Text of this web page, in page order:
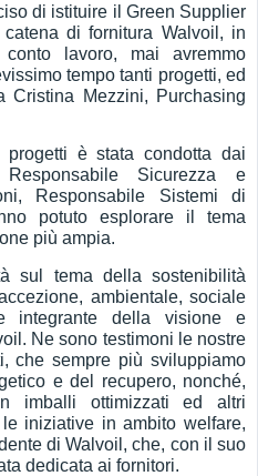
di istituire il Green Supplier
di fornitura Walvoil, in
lavoro, mai avremmo
tempo tanti progetti, ed
Cristina Mezzini, Purchasing
progetti è stata condotta dai
Sicurezza e
Responsabile Sistemi di
potuto esplorare il tema
più ampia.
sul tema della sostenibilità
ambientale, sociale
integrante della visione e
Ne sono testimoni le nostre
che sempre più sviluppiamo
e del recupero, nonché,
imballi ottimizzati ed altri
iniziative in ambito welfare,
di Walvoil, che, con il suo
dedicata ai fornitori.